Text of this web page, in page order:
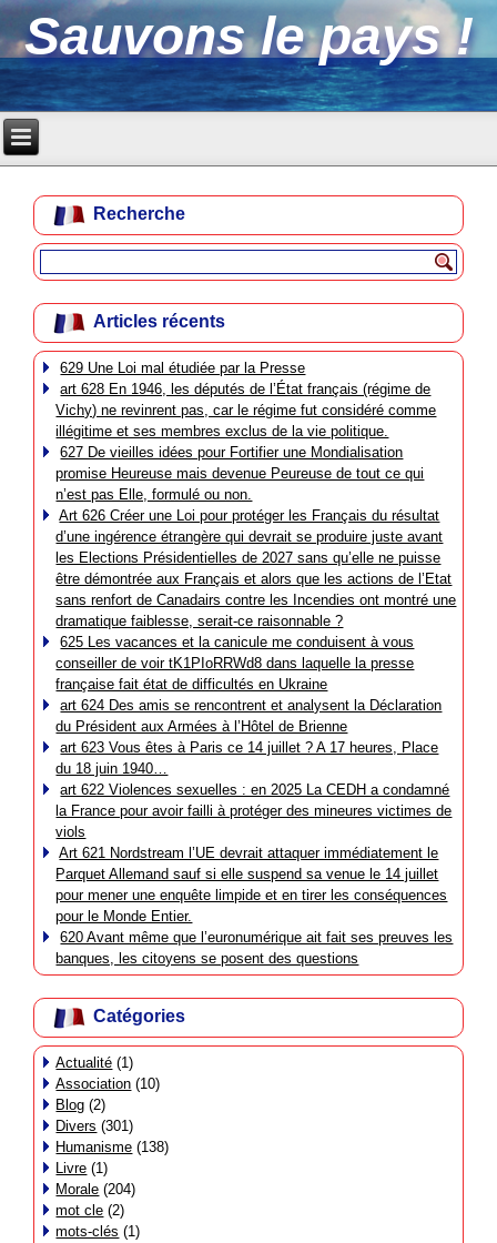
Sauvons le pays !
Recherche
Articles récents
629 Une Loi mal étudiée par la Presse
art 628 En 1946, les députés de l’État français (régime de
Vichy) ne revinrent pas, car le régime fut considéré comme
illégitime et ses membres exclus de la vie politique.
627 De vieilles idées pour Fortifier une Mondialisation
promise Heureuse mais devenue Peureuse de tout ce qui
n’est pas Elle, formulé ou non.
Art 626 Créer une Loi pour protéger les Français du résultat
d’une ingérence étrangère qui devrait se produire juste avant
les Elections Présidentielles de 2027 sans qu’elle ne puisse
être démontrée aux Français et alors que les actions de l’Etat
sans renfort de Canadairs contre les Incendies ont montré une
dramatique faiblesse, serait-ce raisonnable ?
625 Les vacances et la canicule me conduisent à vous
conseiller de voir tK1PIoRRWd8 dans laquelle la presse
française fait état de difficultés en Ukraine
art 624 Des amis se rencontrent et analysent la Déclaration
du Président aux Armées à l’Hôtel de Brienne
art 623 Vous êtes à Paris ce 14 juillet ? A 17 heures, Place
du 18 juin 1940…
art 622 Violences sexuelles : en 2025 La CEDH a condamné
la France pour avoir failli à protéger des mineures victimes de
viols
Art 621 Nordstream l’UE devrait attaquer immédiatement le
Parquet Allemand sauf si elle suspend sa venue le 14 juillet
pour mener une enquête limpide et en tirer les conséquences
pour le Monde Entier.
620 Avant même que l’euronumérique ait fait ses preuves les
banques, les citoyens se posent des questions
Catégories
Actualité (1)
Association (10)
Blog (2)
Divers (301)
Humanisme (138)
Livre (1)
Morale (204)
mot cle (2)
mots-clés (1)